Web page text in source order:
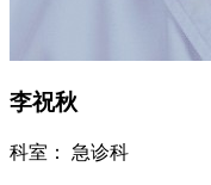
李祝秋
科室： 急诊科